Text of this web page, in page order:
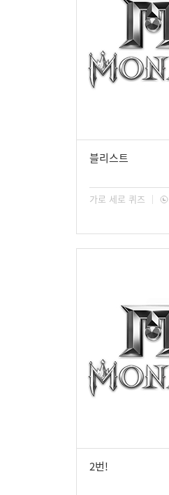
블리스트
가로 세로 퀴즈
2번!